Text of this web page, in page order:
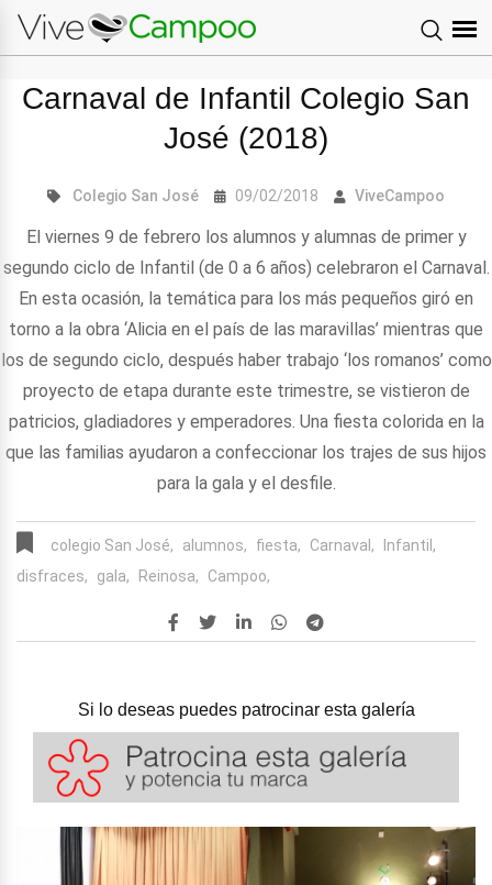
Carnaval de Infantil Colegio San
José (2018)
Colegio San José 09/02/2018 ViveCampoo
El viernes 9 de febrero los alumnos y alumnas de primer y
segundo ciclo de Infantil (de 0 a 6 años) celebraron el Carnaval.
En esta ocasión, la temática para los más pequeños giró en
torno a la obra ‘Alicia en el país de las maravillas’ mientras que
los de segundo ciclo, después haber trabajo ‘los romanos’ como
proyecto de etapa durante este trimestre, se vistieron de
patricios, gladiadores y emperadores. Una fiesta colorida en la
que las familias ayudaron a confeccionar los trajes de sus hijos
para la gala y el desfile.
colegio San José, alumnos, fiesta, Carnaval,
Infantil,
disfraces,
gala, Reinosa, Campoo,
Si lo deseas puedes patrocinar esta galería